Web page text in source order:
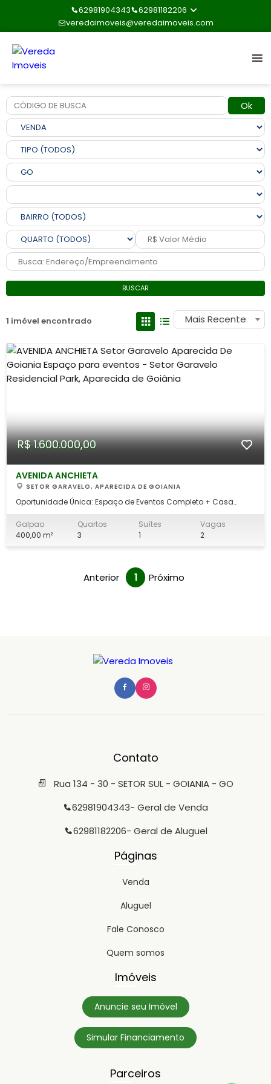
62981904343
62981182206
veredaimoveis@veredaimoveis.com
Ok
BUSCAR
1 imóvel encontrado Mais Recente
R$ 1.600.000,00
AVENIDA ANCHIETA
SETOR GARAVELO, APARECIDA DE GOIANIA
Oportunidade Única: Espaço de Eventos Completo + Casa
privacidade e infraestrutura profissional. Se você busca o
imóvel perfeito para buffets, salão de festas, treinamentos
Galpao
400,00 m²
Quartos
3
Suítes
1
Vagas
2
Anterior 1 Próximo
Contato
Rua 134 - 30 - SETOR SUL - GOIANIA - GO
62981904343- Geral de Venda
62981182206- Geral de Aluguel
Páginas
Venda
Aluguel
Fale Conosco
Quem somos
Imóveis
Anuncie seu Imóvel
Simular Financiamento
Parceiros